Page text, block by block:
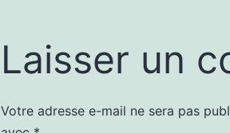
Laisser un
Votre adresse e-mail ne sera pas